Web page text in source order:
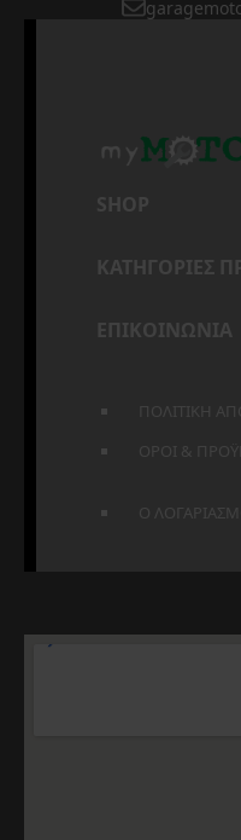
SHOP
ΚΑΤΗΓΟΡΙΕΣ
ΕΠΙΚΟΙΝΩΝΙΑ
ΠΟΛΙΤΙΚΗ
ΟΡΟΙ &
Ο